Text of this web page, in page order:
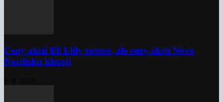
Ceny akcií Eli Lilly rostou, ale ceny akcií Novo
Nordisku klesají